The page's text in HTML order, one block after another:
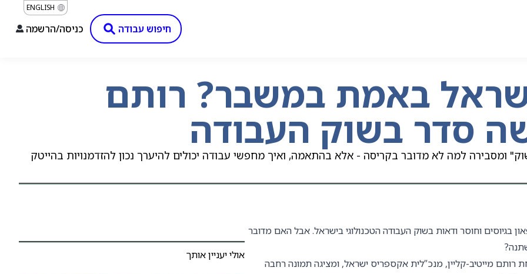
חיפוש עבודה כניסה/הרשמה
ENGLISH
באמת במשבר? רותם
סדר בשוק העבודה
ומסבירה למה לא מדובר בקריסה - אלא בהתאמה, ואיך מחפשי עבודה יכולים להיערך נכון להזדמנויות בהייטק
בגיוסים וחוסר ודאות בשוק העבודה הטכנולוגי בישראל. אבל האם מדובר
10 – ערוץ הכלכלה, מתארחת רותם מייטיב-קליין, מנכ”לית אקספריס ישראל, ומציגה תמונה רחבה
אולי יעניין אותך